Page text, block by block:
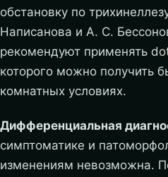
обстановку по
Написанова и А. С.
рекомендуют применять
которого можно получить
комнатных условиях.
Дифференциальная
симптоматике и
изменениям невозможна.